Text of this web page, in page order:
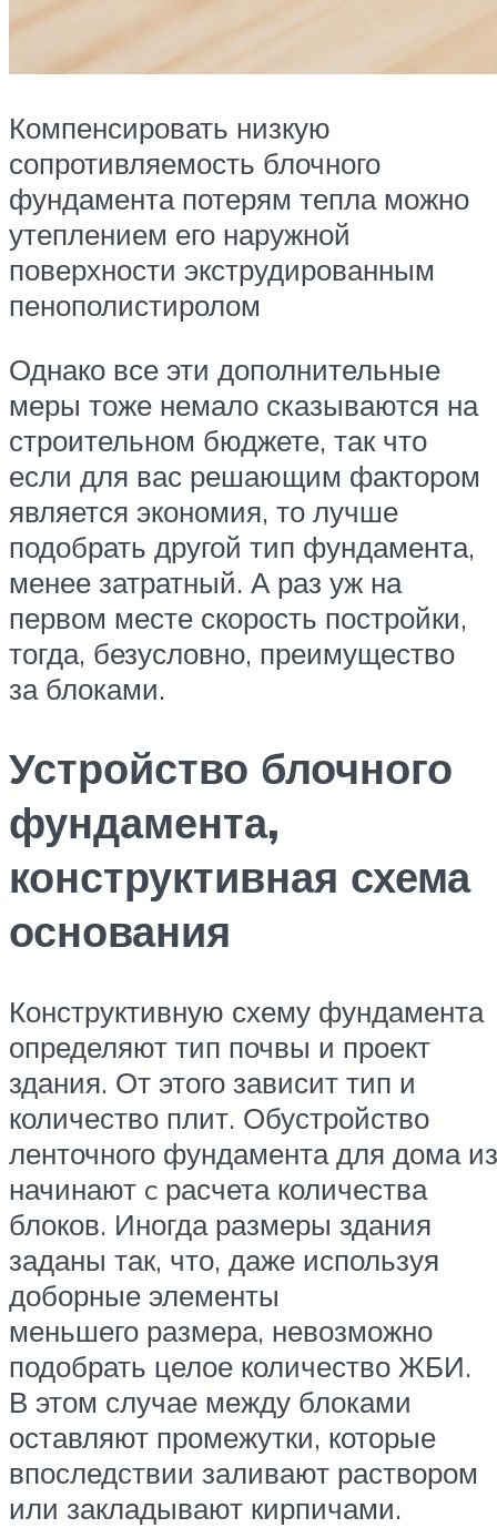
Компенсировать низкую
сопротивляемость блочного
фундамента потерям тепла можно
утеплением его наружной
поверхности экструдированным
пенополистиролом
Однако все эти дополнительные
меры тоже немало сказываются на
строительном бюджете, так что
если для вас решающим фактором
является экономия, то лучше
подобрать другой тип фундамента,
менее затратный. А раз уж на
первом месте скорость постройки,
тогда, безусловно, преимущество
за блоками.
Устройство блочного
фундамента,
конструктивная схема
основания
Конструктивную схему фундамента
определяют тип почвы и проект
здания. От этого зависит тип и
количество плит. Обустройство
ленточного фундамента для дома
начинают c расчета количества
блоков. Иногда размеры здания
заданы так, что, даже используя
доборные элементы
меньшего размера, невозможно
подобрать целое количество ЖБИ.
В этом случае между блоками
оставляют промежутки, которые
впоследствии заливают раствором
или закладывают кирпичами.